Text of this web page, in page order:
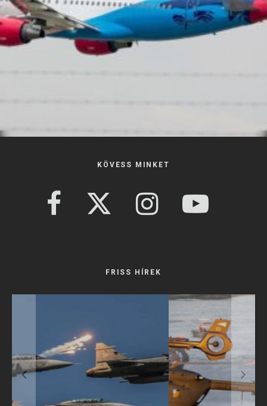
KÖVESS MINKET
FRISS HÍREK